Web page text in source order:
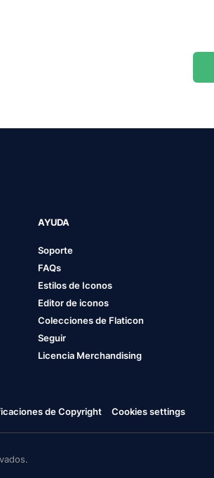
AYUDA
Soporte
FAQs
Estilos de Iconos
Editor de iconos
Colecciones de Flaticon
Seguir
Licencia Merchandising
de Copyright Cookies settings